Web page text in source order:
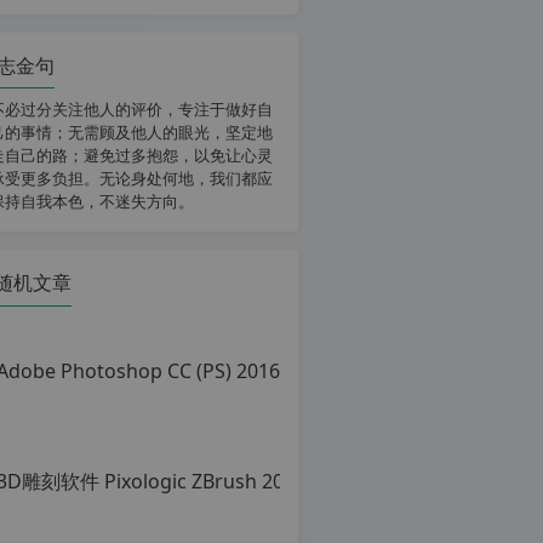
金句
必过分关注他人的评价，专注于做好自
的事情；无需顾及他人的眼光，坚定地
自己的路；避免过多抱怨，以免让心灵
受更多负担。无论身处何地，我们都应
持自我本色，不迷失方向。
机文章